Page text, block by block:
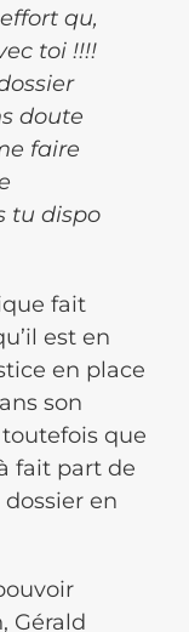
qu,
toi !!!!
doute
faire
tu dispo
fait
est en
en place
son
que
fait part de
en
Gérald